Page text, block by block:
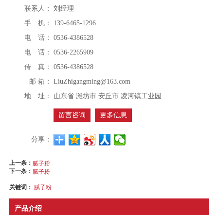
联系人：
刘经理
手 机：
139-6465-1296
电 话：
0536-4386528
电 话：
0536-2265909
传 真：
0536-4386528
邮 箱：
LiuZhigangming@163.com
地 址：
山东省 潍坊市 安丘市 凌河镇工业园
留言咨询 更多信息
分享：
上一条： 腻子粉
下一条： 腻子粉
关键词： 腻子粉
产品介绍